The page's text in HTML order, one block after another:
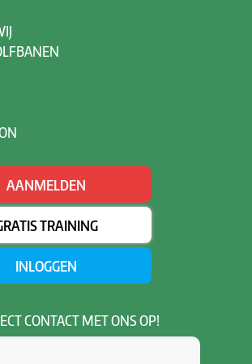
AANMELDEN
TRAINING
INLOGGEN
CONTACT MET ONS OP!